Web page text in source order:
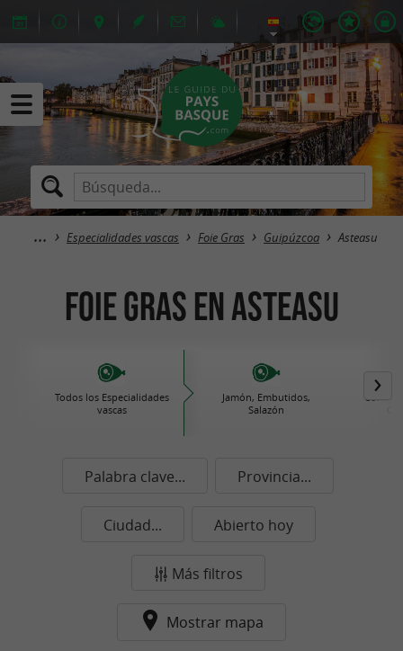
Especialidades vascas Foie Gras Guipúzcoa Asteasu
Foie Gras en Asteasu
Todos los Especialidades
vascas
Jamón, Embutidos,
Salazón
Palabra clave... Provincia...
Ciudad... Abierto hoy
Más filtros
Mostrar mapa